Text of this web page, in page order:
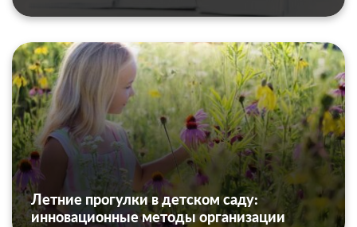
Летние прогулки в детском саду:
инновационные методы организации